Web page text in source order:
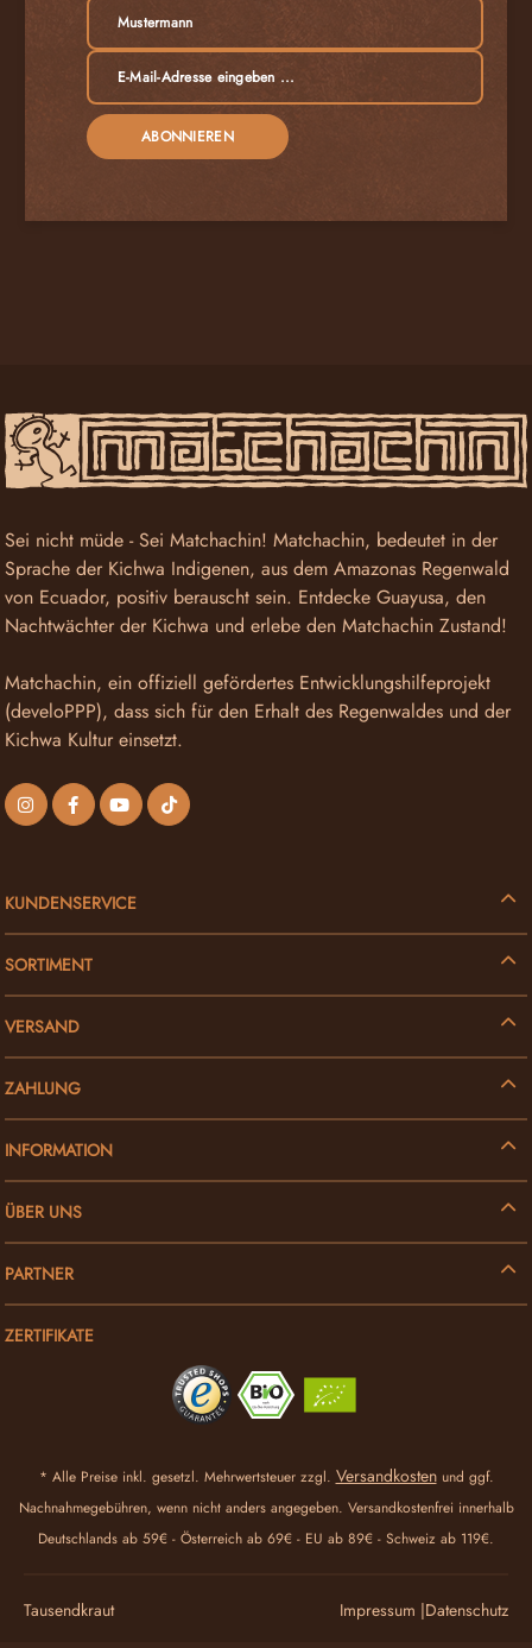
ABONNIEREN
Sei nicht müde - Sei Matchachin! Matchachin, bedeutet in der
Sprache der Kichwa Indigenen, aus dem Amazonas Regenwald
von Ecuador, positiv berauscht sein. Entdecke Guayusa, den
Nachtwächter der Kichwa und erlebe den Matchachin Zustand!
Matchachin, ein offiziell gefördertes Entwicklungshilfeprojekt
(develoPPP), dass sich für den Erhalt des Regenwaldes und der
Kichwa Kultur einsetzt.
KUNDENSERVICE
SORTIMENT
VERSAND
ZAHLUNG
INFORMATION
ÜBER UNS
PARTNER
ZERTIFIKATE
* Alle Preise inkl. gesetzl. Mehrwertsteuer zzgl. Versandkostenund ggf.
Nachnahmegebühren, wenn nicht anders angegeben. Versandkostenfrei innerhalb
Deutschlands ab 59€ - Österreich ab 69€ - EU ab 89€ - Schweiz ab 119€.
Tausendkraut Datenschutz
Impressum |